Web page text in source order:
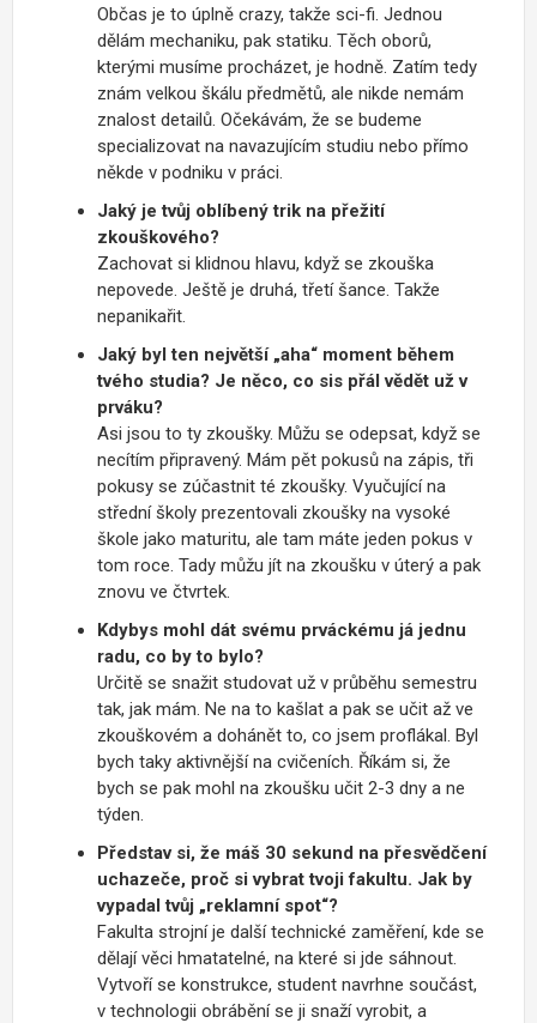
Občas je to úplně crazy, takže sci-fi. Jednou
dělám mechaniku, pak statiku. Těch oborů,
kterými musíme procházet, je hodně. Zatím tedy
znám velkou škálu předmětů, ale nikde nemám
znalost detailů. Očekávám, že se budeme
specializovat na navazujícím studiu nebo přímo
někde v podniku v práci.
Jaký je tvůj oblíbený trik na přežití
zkouškového?
Zachovat si klidnou hlavu, když se zkouška
nepovede. Ještě je druhá, třetí šance. Takže
nepanikařit.
Jaký byl ten největší „aha“ moment během
tvého studia? Je něco, co sis přál vědět už v
prváku?
Asi jsou to ty zkoušky. Můžu se odepsat, když se
necítím připravený. Mám pět pokusů na zápis, tři
pokusy se zúčastnit té zkoušky. Vyučující na
střední školy prezentovali zkoušky na vysoké
škole jako maturitu, ale tam máte jeden pokus v
tom roce. Tady můžu jít na zkoušku v úterý a pak
znovu ve čtvrtek.
Kdybys mohl dát svému prváckému já jednu
radu, co by to bylo?
Určitě se snažit studovat už v průběhu semestru
tak, jak mám. Ne na to kašlat a pak se učit až ve
zkouškovém a dohánět to, co jsem proflákal. Byl
bych taky aktivnější na cvičeních. Říkám si, že
bych se pak mohl na zkoušku učit 2-3 dny a ne
týden.
Představ si, že máš 30 sekund na přesvědčení
uchazeče, proč si vybrat tvoji fakultu. Jak by
vypadal tvůj „reklamní spot“?
Fakulta strojní je další technické zaměření, kde se
dělají věci hmatatelné, na které si jde sáhnout.
Vytvoří se konstrukce, student navrhne součást,
v technologii obrábění se ji snaží vyrobit, a